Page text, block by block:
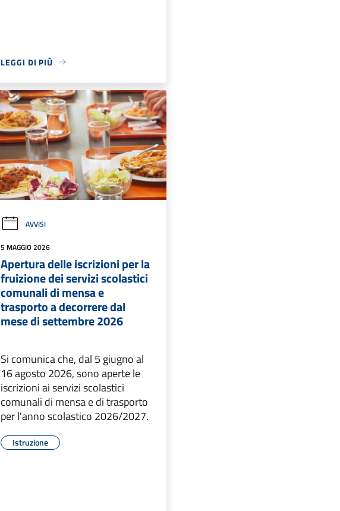
LEGGI DI PIÙ
AVVISI
5 MAGGIO 2026
Apertura delle iscrizioni per la
fruizione dei servizi scolastici
comunali di mensa e
trasporto a decorrere dal
mese di settembre 2026
Si comunica che, dal 5 giugno al
16 agosto 2026, sono aperte le
iscrizioni ai servizi scolastici
comunali di mensa e di trasporto
per l'anno scolastico 2026/2027.
Istruzione